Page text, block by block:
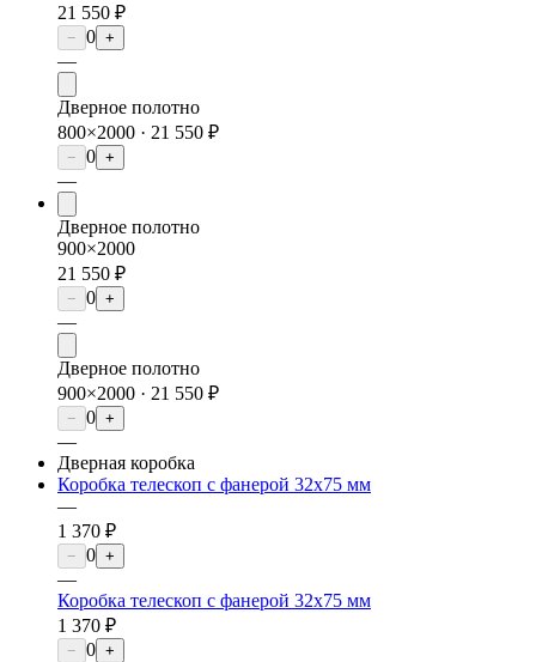
21 550 ₽
− 0 +
—
Дверное полотно
800×2000 · 21 550 ₽
− 0 +
—
Дверное полотно
900×2000
21 550 ₽
− 0 +
—
Дверное полотно
900×2000 · 21 550 ₽
− 0 +
—
Дверная коробка
Коробка телескоп с фанерой 32х75 мм
—
1 370 ₽
− 0 +
—
Коробка телескоп с фанерой 32х75 мм
1 370 ₽
− 0 +